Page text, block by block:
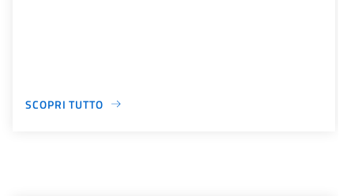
SCOPRI TUTTO